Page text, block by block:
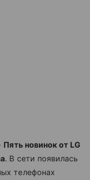
Пять новинок от LG
. В сети появилась
телефонах